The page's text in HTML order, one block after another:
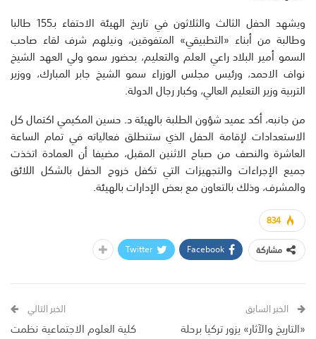
ويشهد الحفل الثالث والثلاثون في تاريخ الهيئة الاحتفاء بـ155 طالبا
وطالبة من أبناء «التطبيقي» المتفوقين، ونيلهم شرف لقاء صاحب
السمو أمير البلاد راعي العلم والتعليم، بحضور سمو ولي العهد الشيخ
نواف الاحمد، ورئيس مجلس الوزراء سمو الشيخ جابر المبارك، ووزير
التربية وزير التعليم العالي، وكبار رجال الدولة.
من جانبه، أكد عميد شؤون الطلبة بالهيئة د. حسين المكيمي اكتمال كل
الاستعدادات لإقامة الحفل الذي ستنطلق فعالياته في تمام الساعة
العاشرة والنصف من صباح الاثنين المقبل، مضيفا أن العمادة اتخذت
جميع الإجراءات والتجهيزات التي تكفل خروج الحفل بالشكل اللائق
والمشرف، وذلك بالتعاون مع بعض الإدارات بالهيئة.
834
مشاركة
Facebook
Twitter
الخبر السابق
«التاريخ والآثار» يزور تركيا برحلة
الخبر التالي
كلية العلوم الاجتماعية نظمت